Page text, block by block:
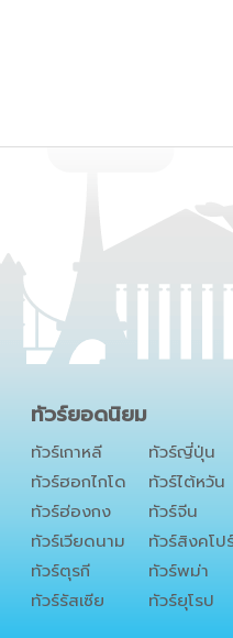
ทัวร์ยอดนิยม
ทัวร์เกาหลี
ทัวร์ฮอกไกโด
ทัวร์ฮ่องกง
ทัวร์เวียดนาม
ทัวร์ตุรกี
ทัวร์รัสเซีย
ทัวร์ญี่ปุ่น
ทัวร์ไต้หวัน
ทัวร์จีน
ทัวร์สิงคโป
ทัวร์พม่า
ทัวร์ยุโรป